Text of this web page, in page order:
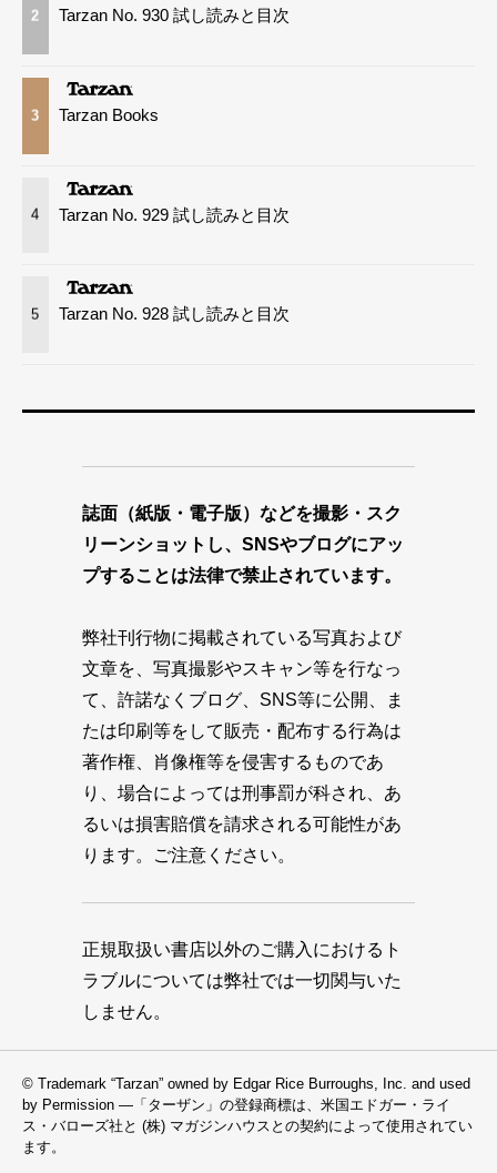
2 Tarzan No. 930 試し読みと目次
3 Tarzan Books
4 Tarzan No. 929 試し読みと目次
5 Tarzan No. 928 試し読みと目次
誌面（紙版・電子版）などを撮影・スク
リーンショットし、SNSやブログにアッ
プすることは法律で禁止されています。
弊社刊行物に掲載されている写真および
文章を、写真撮影やスキャン等を行なっ
て、許諾なくブログ、SNS等に公開、ま
たは印刷等をして販売・配布する行為は
著作権、肖像権等を侵害するものであ
り、場合によっては刑事罰が科され、あ
るいは損害賠償を請求される可能性があ
ります。ご注意ください。
正規取扱い書店以外のご購入におけるト
ラブルについては弊社では一切関与いた
しません。
© Trademark “Tarzan” owned by Edgar Rice Burroughs, Inc. and used
by Permission —「ターザン」の登録商標は、米国エドガー・ライ
ス・バローズ社と (株) マガジンハウスとの契約によって使用されてい
ます。